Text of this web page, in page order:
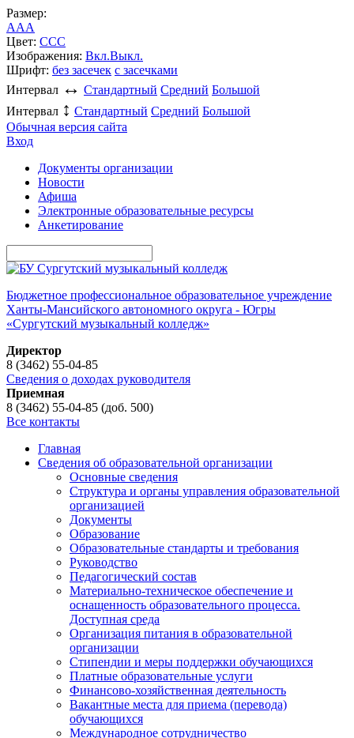
Размер:
AAA
Цвет: CCC
Изображения: Вкл.Выкл.
Шрифт: без засечек с засечками
Интервал ↔ Стандартный Средний Большой
Интервал ↕ Стандартный Средний Большой
Обычная версия сайта
Вход
Документы организации
Новости
Афиша
Электронные образовательные ресурсы
Анкетирование
Бюджетное профессиональное образовательное учреждение
Ханты-Мансийского автономного округа - Югры
«Сургутский музыкальный колледж»
Директор
8 (3462) 55-04-85
Сведения о доходах руководителя
Приемная
8 (3462) 55-04-85 (доб. 500)
Все контакты
Главная
Сведения об образовательной организации
Основные сведения
Структура и органы управления образовательной
организацией
Документы
Образование
Образовательные стандарты и требования
Руководство
Педагогический состав
Материально-техническое обеспечение и
оснащенность образовательного процесса.
Доступная среда
Организация питания в образовательной
организации
Стипендии и меры поддержки обучающихся
Платные образовательные услуги
Финансово-хозяйственная деятельность
Вакантные места для приема (перевода)
обучающихся
Международное сотрудничество